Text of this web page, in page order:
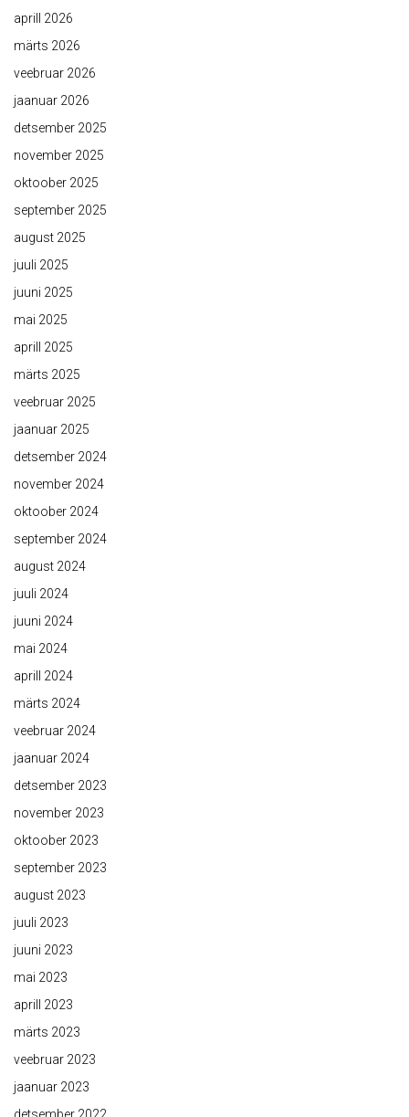
aprill 2026
märts 2026
veebruar 2026
jaanuar 2026
detsember 2025
november 2025
oktoober 2025
september 2025
august 2025
juuli 2025
juuni 2025
mai 2025
aprill 2025
märts 2025
veebruar 2025
jaanuar 2025
detsember 2024
november 2024
oktoober 2024
september 2024
august 2024
juuli 2024
juuni 2024
mai 2024
aprill 2024
märts 2024
veebruar 2024
jaanuar 2024
detsember 2023
november 2023
oktoober 2023
september 2023
august 2023
juuli 2023
juuni 2023
mai 2023
aprill 2023
märts 2023
veebruar 2023
jaanuar 2023